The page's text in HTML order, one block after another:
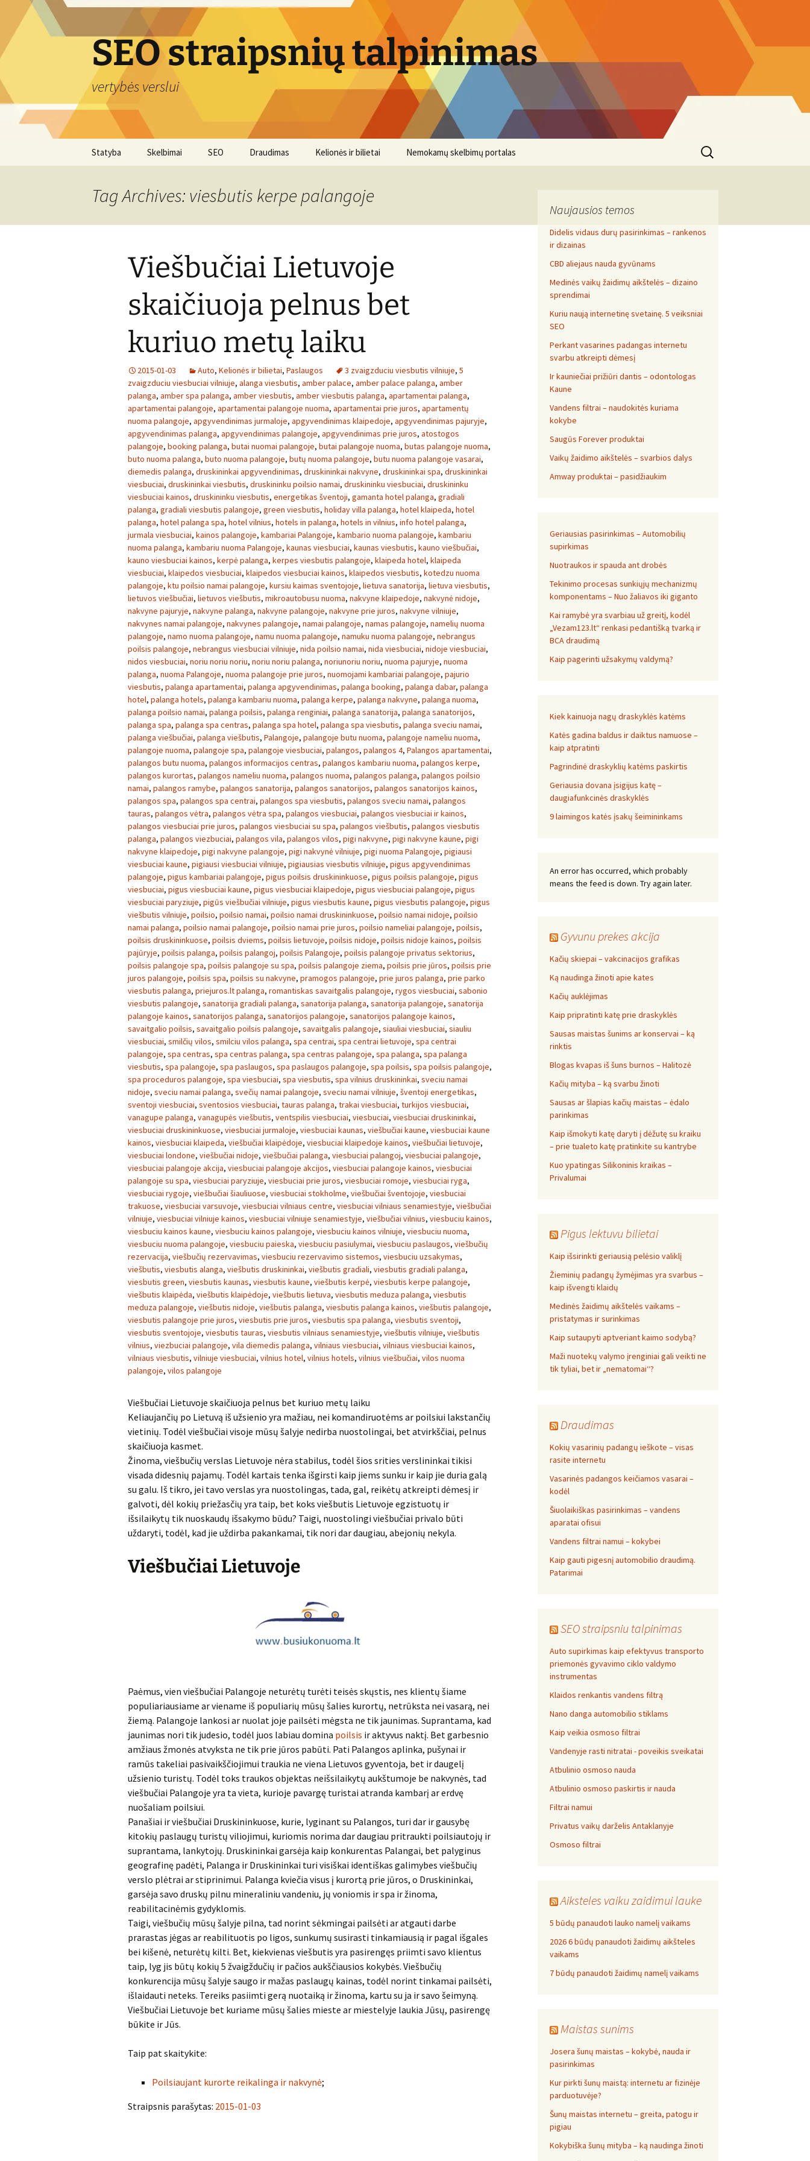
content
SEO straipsnių talpinimas
vertybės verslui
Statyba Skelbimai SEO Draudimas Kelionės ir bilietai Nemokamų skelbimų portalas
Search
for:
Tag Archives: viesbutis kerpe palangoje
Viešbučiai Lietuvoje
skaičiuoja pelnus bet
kuriuo metų laiku
2015-01-03 Auto, Kelionės ir bilietai, Paslaugos 3 zvaigzduciu viesbutis vilniuje, 5
zvaigzduciu viesbuciai vilniuje, alanga viesbutis, amber palace, amber palace palanga, amber
palanga, amber spa palanga, amber viesbutis, amber viesbutis palanga, apartamentai palanga,
apartamentai palangoje, apartamentai palangoje nuoma, apartamentai prie juros, apartamentų
nuoma palangoje, apgyvendinimas jurmaloje, apgyvendinimas klaipedoje, apgyvendinimas pajuryje,
apgyvendinimas palanga, apgyvendinimas palangoje, apgyvendinimas prie juros, atostogos
palangoje, booking palanga, butai nuomai palangoje, butai palangoje nuoma, butas palangoje nuoma,
buto nuoma palanga, buto nuoma palangoje, butų nuoma palangoje, butu nuoma palangoje vasarai,
diemedis palanga, druskininkai apgyvendinimas, druskininkai nakvyne, druskininkai spa, druskininkai
viesbuciai, druskininkai viesbutis, druskininku poilsio namai, druskininku viesbuciai, druskininku
viesbuciai kainos, druskininku viesbutis, energetikas šventoji, gamanta hotel palanga, gradiali
palanga, gradiali viesbutis palangoje, green viesbutis, holiday villa palanga, hotel klaipeda, hotel
palanga, hotel palanga spa, hotel vilnius, hotels in palanga, hotels in vilnius, info hotel palanga,
jurmala viesbuciai, kainos palangoje, kambariai Palangoje, kambario nuoma palangoje, kambariu
nuoma palanga, kambariu nuoma Palangoje, kaunas viesbuciai, kaunas viesbutis, kauno viešbučiai,
kauno viesbuciai kainos, kerpė palanga, kerpes viesbutis palangoje, klaipeda hotel, klaipeda
viesbuciai, klaipedos viesbuciai, klaipedos viesbuciai kainos, klaipedos viesbutis, kotedzu nuoma
palangoje, ktu poilsio namai palangoje, kursiu kaimas sventojoje, lietuva sanatorija, lietuva viesbutis,
lietuvos viešbučiai, lietuvos viešbutis, mikroautobusu nuoma, nakvyne klaipedoje, nakvynė nidoje,
nakvyne pajuryje, nakvyne palanga, nakvyne palangoje, nakvyne prie juros, nakvyne vilniuje,
nakvynes namai palangoje, nakvynes palangoje, namai palangoje, namas palangoje, namelių nuoma
palangoje, namo nuoma palangoje, namu nuoma palangoje, namuku nuoma palangoje, nebrangus
poilsis palangoje, nebrangus viesbuciai vilniuje, nida poilsio namai, nida viesbuciai, nidoje viesbuciai,
nidos viesbuciai, noriu noriu noriu, noriu noriu palanga, noriunoriu noriu, nuoma pajuryje, nuoma
palanga, nuoma Palangoje, nuoma palangoje prie juros, nuomojami kambariai palangoje, pajurio
viesbutis, palanga apartamentai, palanga apgyvendinimas, palanga booking, palanga dabar, palanga
hotel, palanga hotels, palanga kambariu nuoma, palanga kerpe, palanga nakvyne, palanga nuoma,
palanga poilsio namai, palanga poilsis, palanga renginiai, palanga sanatorija, palanga sanatorijos,
palanga spa, palanga spa centras, palanga spa hotel, palanga spa viesbutis, palanga sveciu namai,
palanga viešbučiai, palanga viešbutis, Palangoje, palangoje butu nuoma, palangoje nameliu nuoma,
palangoje nuoma, palangoje spa, palangoje viesbuciai, palangos, palangos 4, Palangos apartamentai,
palangos butu nuoma, palangos informacijos centras, palangos kambariu nuoma, palangos kerpe,
palangos kurortas, palangos nameliu nuoma, palangos nuoma, palangos palanga, palangos poilsio
namai, palangos ramybe, palangos sanatorija, palangos sanatorijos, palangos sanatorijos kainos,
palangos spa, palangos spa centrai, palangos spa viesbutis, palangos sveciu namai, palangos
tauras, palangos vėtra, palangos vėtra spa, palangos viesbuciai, palangos viesbuciai ir kainos,
palangos viesbuciai prie juros, palangos viesbuciai su spa, palangos viešbutis, palangos viesbutis
palanga, palangos viezbuciai, palangos vila, palangos vilos, pigi nakvyne, pigi nakvyne kaune, pigi
nakvyne klaipedoje, pigi nakvyne palangoje, pigi nakvynė vilniuje, pigi nuoma Palangoje, pigiausi
viesbuciai kaune, pigiausi viesbuciai vilniuje, pigiausias viesbutis vilniuje, pigus apgyvendinimas
palangoje, pigus kambariai palangoje, pigus poilsis druskininkuose, pigus poilsis palangoje, pigus
viesbuciai, pigus viesbuciai kaune, pigus viesbuciai klaipedoje, pigus viesbuciai palangoje, pigus
viesbuciai paryziuje, pigūs viešbučiai vilniuje, pigus viesbutis kaune, pigus viesbutis palangoje, pigus
viešbutis vilniuje, poilsio, poilsio namai, poilsio namai druskininkuose, poilsio namai nidoje, poilsio
namai palanga, poilsio namai palangoje, poilsio namai prie juros, poilsio nameliai palangoje, poilsis,
poilsis druskininkuose, poilsis dviems, poilsis lietuvoje, poilsis nidoje, poilsis nidoje kainos, poilsis
pajūryje, poilsis palanga, poilsis palangoj, poilsis Palangoje, poilsis palangoje privatus sektorius,
poilsis palangoje spa, poilsis palangoje su spa, poilsis palangoje ziema, poilsis prie jūros, poilsis prie
juros palangoje, poilsis spa, poilsis su nakvyne, pramogos palangoje, prie juros palanga, prie parko
viesbutis palanga, priejuros.lt palanga, romantiskas savaitgalis palangoje, rygos viesbuciai, sabonio
viesbutis palangoje, sanatorija gradiali palanga, sanatorija palanga, sanatorija palangoje, sanatorija
palangoje kainos, sanatorijos palanga, sanatorijos palangoje, sanatorijos palangoje kainos,
savaitgalio poilsis, savaitgalio poilsis palangoje, savaitgalis palangoje, siauliai viesbuciai, siauliu
viesbuciai, smilčių vilos, smilciu vilos palanga, spa centrai, spa centrai lietuvoje, spa centrai
palangoje, spa centras, spa centras palanga, spa centras palangoje, spa palanga, spa palanga
viesbutis, spa palangoje, spa paslaugos, spa paslaugos palangoje, spa poilsis, spa poilsis palangoje,
spa proceduros palangoje, spa viesbuciai, spa viesbutis, spa vilnius druskininkai, sveciu namai
nidoje, sveciu namai palanga, svečių namai palangoje, sveciu namai vilniuje, šventoji energetikas,
sventoji viesbuciai, sventosios viesbuciai, tauras palanga, trakai viesbuciai, turkijos viesbuciai,
vanagupe palanga, vanagupės viešbutis, ventspilis viesbuciai, viesbuciai, viesbuciai druskininkai,
viesbuciai druskininkuose, viesbuciai jurmaloje, viesbuciai kaunas, viešbučiai kaune, viesbuciai kaune
kainos, viesbuciai klaipeda, viešbučiai klaipėdoje, viesbuciai klaipedoje kainos, viešbučiai lietuvoje,
viesbuciai londone, viešbučiai nidoje, viešbučiai palanga, viesbuciai palangoj, viesbuciai palangoje,
viesbuciai palangoje akcija, viesbuciai palangoje akcijos, viesbuciai palangoje kainos, viesbuciai
palangoje su spa, viesbuciai paryziuje, viesbuciai prie juros, viesbuciai romoje, viesbuciai ryga,
viesbuciai rygoje, viešbučiai šiauliuose, viesbuciai stokholme, viešbučiai šventojoje, viesbuciai
trakuose, viesbuciai varsuvoje, viesbuciai vilniaus centre, viesbuciai vilniaus senamiestyje, viešbučiai
vilniuje, viesbuciai vilniuje kainos, viesbuciai vilniuje senamiestyje, viešbučiai vilnius, viesbuciu kainos,
viesbuciu kainos kaune, viesbuciu kainos palangoje, viesbuciu kainos vilniuje, viesbuciu nuoma,
viesbuciu nuoma palangoje, viesbuciu paieska, viesbuciu pasiulymai, viesbuciu paslaugos, viešbučių
rezervacija, viešbučių rezervavimas, viesbuciu rezervavimo sistemos, viesbuciu uzsakymas,
viešbutis, viesbutis alanga, viešbutis druskininkai, viešbutis gradiali, viesbutis gradiali palanga,
viesbutis green, viesbutis kaunas, viesbutis kaune, viešbutis kerpė, viesbutis kerpe palangoje,
viešbutis klaipėda, viešbutis klaipėdoje, viešbutis lietuva, viesbutis meduza palanga, viesbutis
meduza palangoje, viešbutis nidoje, viešbutis palanga, viesbutis palanga kainos, viešbutis palangoje,
viesbutis palangoje prie juros, viesbutis prie juros, viesbutis spa palanga, viesbutis sventoji,
viesbutis sventojoje, viesbutis tauras, viesbutis vilniaus senamiestyje, viešbutis vilniuje, viešbutis
vilnius, viezbuciai palangoje, vila diemedis palanga, vilniaus viesbuciai, vilniaus viesbuciai kainos,
vilniaus viesbutis, vilniuje viesbuciai, vilnius hotel, vilnius hotels, vilnius viešbučiai, vilos nuoma
palangoje, vilos palangoje
Viešbučiai Lietuvoje skaičiuoja pelnus bet kuriuo metų laiku
Keliaujančių po Lietuvą iš užsienio yra mažiau, nei komandiruotėms ar poilsiui lakstančių
vietinių. Todėl viešbučiai visoje mūsų šalyje nedirba nuostolingai, bet atvirkščiai, pelnus
skaičiuoja kasmet.
Žinoma, viešbučių verslas Lietuvoje nėra stabilus, todėl šios srities verslininkai tikisi
visada didesnių pajamų. Todėl kartais tenka išgirsti kaip jiems sunku ir kaip jie duria galą
su galu. Iš tikro, jei tavo verslas yra nuostolingas, tada, gal, reikėtų atkreipti dėmesį ir
galvoti, dėl kokių priežasčių yra taip, bet koks viešbutis Lietuvoje egzistuotų ir
išsilaikytų tik nuoskaudų išsakymo būdu? Taigi, nuostolingi viešbučiai privalo būti
uždaryti, todėl, kad jie uždirba pakankamai, tik nori dar daugiau, abejonių nekyla.
Viešbučiai Lietuvoje
Paėmus, vien viešbučiai Palangoje neturėtų turėti teisės skųstis, nes klientų šiame
populiariausiame ar viename iš populiarių mūsų šalies kurortų, netrūksta nei vasarą, nei
žiemą. Palangoje lankosi ar nuolat joje pailsėti mėgsta ne tik jaunimas. Suprantama, kad
jaunimas nori tik judesio, todėl juos labiau domina poilsis ir aktyvus naktį. Bet garbesnio
amžiaus žmonės atvyksta ne tik prie jūros pabūti. Pati Palangos aplinka, pušynai ir
ramūs takeliai pasivaikščiojimui traukia ne viena Lietuvos gyventoja, bet ir daugelį
užsienio turistų. Todėl toks traukos objektas neišsilaikytų aukštumoje be nakvynės, tad
viešbučiai Palangoje yra ta vieta, kurioje pavargę turistai atranda kambarį ar erdvę
nuošaliam poilsiui.
Panašiai ir viešbučiai Druskininkuose, kurie, lyginant su Palangos, turi dar ir gausybę
kitokių paslaugų turistų viliojimui, kuriomis norima dar daugiau pritraukti poilsiautojų ir
suprantama, lankytojų. Druskininkai garsėja kaip konkurentas Palangai, bet palyginus
geografinę padėti, Palanga ir Druskininkai turi visiškai identiškas galimybes viešbučių
verslo plėtrai ar stiprinimui. Palanga kviečia visus į kurortą prie jūros, o Druskininkai,
garsėja savo druskų pilnu mineraliniu vandeniu, jų voniomis ir spa ir žinoma,
reabilitacinėmis gydyklomis.
Taigi, viešbučių mūsų šalyje pilna, tad norint sėkmingai pailsėti ar atgauti darbe
prarastas jėgas ar reabilituotis po ligos, sunkumų susirasti tinkamiausią ir pagal išgales
bei kišenė, neturėtų kilti. Bet, kiekvienas viešbutis yra pasirengęs priimti savo klientus
taip, lyg jis būtų kokių 5 žvaigždučių ir pačios aukščiausios kokybės. Viešbučių
konkurencija mūsų šalyje saugo ir mažas paslaugų kainas, todėl norint tinkamai pailsėti,
išlaidauti neteks. Tereiks pasiimti gerą nuotaiką ir žinoma, kartu su ja ir savo šeimyną.
Viešbučiai Lietuvoje bet kuriame mūsų šalies mieste ar miestelyje laukia Jūsų, pasirengę
būkite ir Jūs.
Taip pat skaitykite:
Poilsiaujant kurorte reikalinga ir nakvynė;
Straipsnis parašytas: 2015-01-03
Naujausios temos
Didelis vidaus durų pasirinkimas – rankenos
ir dizainas
CBD aliejaus nauda gyvūnams
Medinės vaikų žaidimų aikštelės – dizaino
sprendimai
Kuriu naują internetinę svetainę. 5 veiksniai
SEO
Perkant vasarines padangas internetu
svarbu atkreipti dėmesį
Ir kauniečiai prižiūri dantis – odontologas
Kaune
Vandens filtrai – naudokitės kuriama
kokybe
Saugūs Forever produktai
Vaikų žaidimo aikštelės – svarbios dalys
Amway produktai – pasidžiaukim
Geriausias pasirinkimas – Automobilių
supirkimas
Nuotraukos ir spauda ant drobės
Tekinimo procesas sunkiųjų mechanizmų
komponentams – Nuo žaliavos iki giganto
Kai ramybė yra svarbiau už greitį, kodėl
„Vezam123.lt“ renkasi pedantišką tvarką ir
BCA draudimą
Kaip pagerinti užsakymų valdymą?
Kiek kainuoja nagų draskyklės katėms
Katės gadina baldus ir daiktus namuose –
kaip atpratinti
Pagrindinė draskyklių katėms paskirtis
Geriausia dovana įsigijus katę –
daugiafunkcinės draskyklės
9 laimingos katės įsakų šeimininkams
An error has occurred, which probably
means the feed is down. Try again later.
Gyvunu prekes akcija
Kačių skiepai – vakcinacijos grafikas
Ką naudinga žinoti apie kates
Kačių auklėjimas
Kaip pripratinti katę prie draskyklės
Sausas maistas šunims ar konservai – ką
rinktis
Blogas kvapas iš šuns burnos – Halitozė
Kačių mityba – ką svarbu žinoti
Sausas ar šlapias kačių maistas – ėdalo
parinkimas
Kaip išmokyti katę daryti į dėžutę su kraiku
– prie tualeto katę pratinkite su kantrybe
Kuo ypatingas Silikoninis kraikas –
Privalumai
Pigus lektuvu bilietai
Kaip išsirinkti geriausią pelėsio valiklį
Žieminių padangų žymėjimas yra svarbus –
kaip išvengti klaidų
Medinės žaidimų aikštelės vaikams –
pristatymas ir surinkimas
Kaip sutaupyti aptveriant kaimo sodybą?
Maži nuotekų valymo įrenginiai gali veikti ne
tik tyliai, bet ir „nematomai‘‘?
Draudimas
Kokių vasarinių padangų ieškote – visas
rasite internetu
Vasarinės padangos keičiamos vasarai –
kodėl
Šiuolaikiškas pasirinkimas – vandens
aparatai ofisui
Vandens filtrai namui – kokybei
Kaip gauti pigesnį automobilio draudimą.
Patarimai
SEO straipsniu talpinimas
Auto supirkimas kaip efektyvus transporto
priemonės gyvavimo ciklo valdymo
instrumentas
Klaidos renkantis vandens filtrą
Nano danga automobilio stiklams
Kaip veikia osmoso filtrai
Vandenyje rasti nitratai - poveikis sveikatai
Atbulinio osmoso nauda
Atbulinio osmoso paskirtis ir nauda
Filtrai namui
Privatus vaikų darželis Antaklanyje
Osmoso filtrai
Aiksteles vaiku zaidimui lauke
5 būdų panaudoti lauko namelį vaikams
2026 6 būdų panaudoti žaidimų aikšteles
vaikams
7 būdų panaudoti žaidimų namelį vaikams
Maistas sunims
Josera šunų maistas – kokybė, nauda ir
pasirinkimas
Kur pirkti šunų maistą: internetu ar fizinėje
parduotuvėje?
Šunų maistas internetu – greita, patogu ir
pigiau
Kokybiška šunų mityba – ką naudinga žinoti